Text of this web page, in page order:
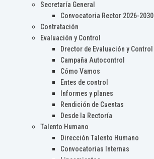
Secretaría General
Convocatoria Rector 2026-2030
Contratación
Evaluación y Control
Drector de Evaluación y Control
Campaña Autocontrol
Cómo Vamos
Entes de control
Informes y planes
Rendición de Cuentas
Desde la Rectoría
Talento Humano
Dirección Talento Humano
Convocatorias Internas